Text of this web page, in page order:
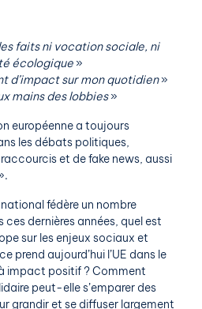
les faits ni vocation sociale, ni
écologique»
d’impact sur mon quotidien»
mains des lobbies»
européenne a toujours
les débats politiques,
et de fake news, aussi
national fédère un nombre
ces dernières années, quel est
sur les enjeux sociaux et
prend aujourd’hui l’UE dans le
impact positif ? Comment
peut-elle s’emparer des
grandir et se diffuser largement